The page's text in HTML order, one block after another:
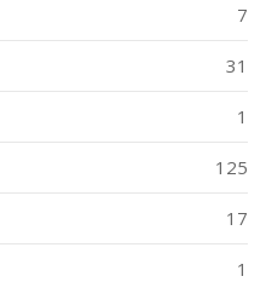
7
31
1
125
17
1